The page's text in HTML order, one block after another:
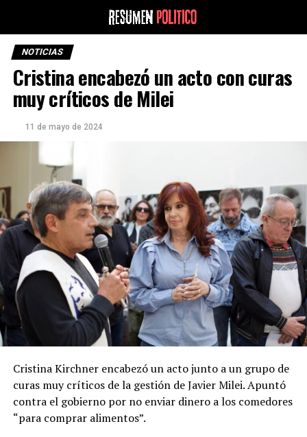
NOTICIAS
Cristina encabezó un acto con curas
muy críticos de Milei
11 de mayo de 2024
Cristina Kirchner encabezó un acto junto a un grupo de
curas muy críticos de la gestión de Javier Milei. Apuntó
contra el gobierno por no enviar dinero a los comedores
“para comprar alimentos”.